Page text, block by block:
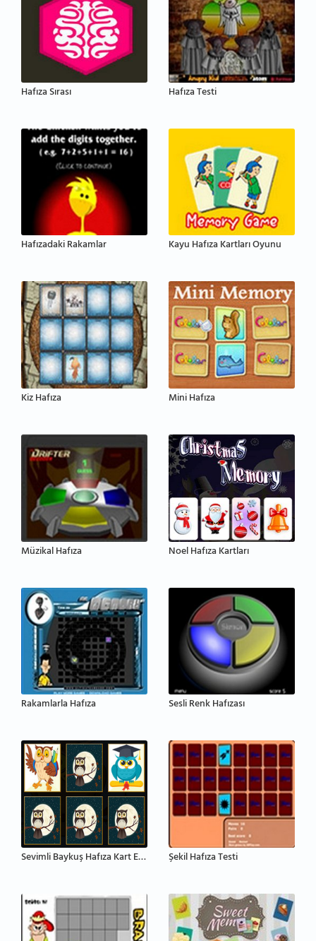
Hafıza Sırası Hafıza Testi
Hafızadaki Rakamlar Kayu Hafıza Kartları Oyunu
Kiz Hafıza Mini Hafıza
Müzikal Hafıza Noel Hafıza Kartları
Rakamlarla Hafıza Sesli Renk Hafızası
Sevimli Baykuş Hafıza Kart Eşleştirme Şekil Hafıza Testi